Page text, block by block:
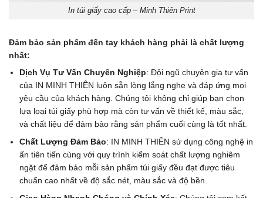
In túi giấy cao cấp – Minh Thiên Print
Đảm bảo sản phẩm đến tay khách hàng phải là chất lượng
nhất:
Dịch Vụ Tư Vấn Chuyên Nghiệp: Đội ngũ chuyên gia tư vấn
của IN MINH THIÊN luôn sẵn lòng lắng nghe và đáp ứng mọi
yêu cầu của khách hàng. Chúng tôi không chỉ giúp bạn chọn
lựa loại túi giấy phù hợp mà còn tư vấn về thiết kế, màu sắc,
và chất liệu để đảm bảo rằng sản phẩm cuối cùng là tốt nhất.
Chất Lượng Đảm Bảo: IN MINH THIÊN sử dụng công nghệ in
ấn tiên tiến cùng với quy trình kiểm soát chất lượng nghiêm
ngặt để đảm bảo mỗi sản phẩm túi giấy đều đạt được tiêu
chuẩn cao nhất về độ sắc nét, màu sắc và độ bền.